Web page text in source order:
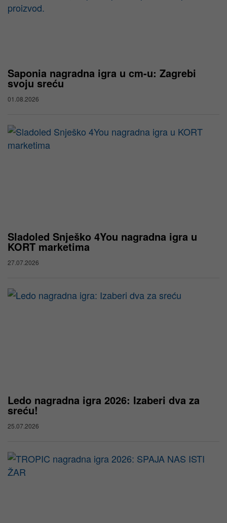
Saponia nagradna igra u cm-u: Zagrebi
svoju sreću
01.08.2026
Sladoled Snješko 4You nagradna igra u
KORT marketima
27.07.2026
Ledo nagradna igra 2026: Izaberi dva za
sreću!
25.07.2026